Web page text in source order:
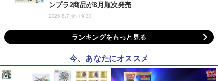
ンプラ2商品が8月順次発売
2026.8.7(金) 19:30
ランキングをもっと見る
今、あなたにオススメ